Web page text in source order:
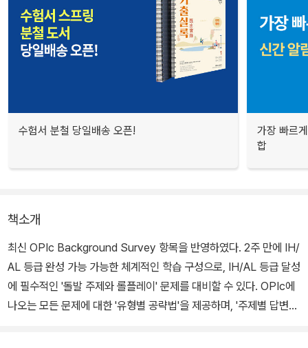
수험서 분철 당일배송 오픈!
가장 빠르
합
책소개
최신 OPIc Background Survey 항목을 반영하였다. 2주 만에 IH/
AL 등급 완성 가능 가능한 체계적인 학습 구성으로, IH/AL 등급 달성
에 필수적인 '돌발 주제와 롤플레이' 문제를 대비할 수 있다. OPIc에
나오는 모든 문제에 대한 '유형별 공략법'을 제공하며, '주제별 답변